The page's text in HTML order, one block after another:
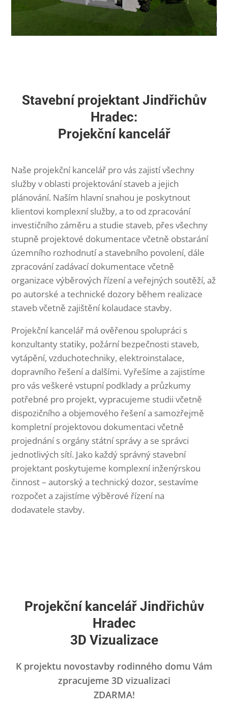
Stavební projektant Jindřichův
Hradec:
Projekční kancelář
Naše projekční kancelář pro vás zajistí všechny
služby v oblasti projektování staveb a jejich
plánování. Naším hlavní snahou je poskytnout
klientovi komplexní služby, a to od zpracování
investičního záměru a studie staveb, přes všechny
stupně projektové dokumentace včetně obstarání
územního rozhodnutí a stavebního povolení, dále
zpracování zadávací dokumentace včetně
organizace výběrových řízení a veřejných soutěží, až
po autorské a technické dozory během realizace
staveb včetně zajištění kolaudace stavby.
Projekční kancelář má ověřenou spolupráci s
konzultanty statiky, požární bezpečnosti staveb,
vytápění, vzduchotechniky, elektroinstalace,
dopravního řešení a dalšími. Vyřešíme a zajistíme
pro vás veškeré vstupní podklady a průzkumy
potřebné pro projekt, vypracujeme studii včetně
dispozičního a objemového řešení a samozřejmě
kompletní projektovou dokumentaci včetně
projednání s orgány státní správy a se správci
jednotlivých sítí. Jako každý správný stavební
projektant poskytujeme komplexní inženýrskou
činnost – autorský a technický dozor, sestavíme
rozpočet a zajistíme výběrové řízení na
dodavatele stavby.
Projekční kancelář Jindřichův
Hradec
3D Vizualizace
K projektu novostavby rodinného domu Vám
zpracujeme 3D vizualizaci
ZDARMA!